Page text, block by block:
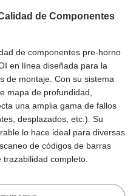
de Componentes
de componentes pre-horno
en línea diseñada para la
de montaje. Con su sistema
mapa de profundidad,
una amplia gama de fallos
desplazados, etc.). Su
lo hace ideal para diversas
de códigos de barras
completo.